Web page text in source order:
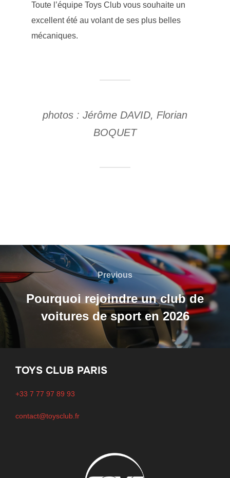
Toute l’équipe Toys Club vous souhaite un
excellent été au volant de ses plus belles
mécaniques.
photos : Jérôme DAVID, Florian
BOQUET
Navigation
de
l’article
Previous
Previous
Pourquoi rejoindre un club de
voitures de sport en 2026
TOYS CLUB PARIS
+33 7 77 97 89 93
contact@toysclub.fr